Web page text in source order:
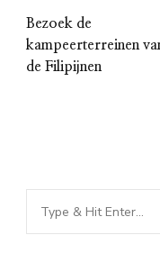
Bezoek de
kampeerterreinen
de Filipijnen
Looking
for